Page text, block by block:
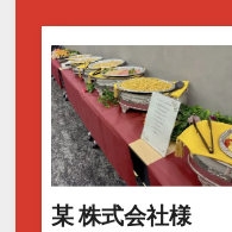
某 株式会社様